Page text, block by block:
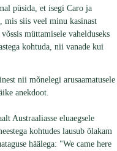
püsida, et isegi Caro ja
mis siis veel minu kasinast
müttamisele vahelduseks
kohtuda, nii vanade kui
nii mõnelegi arusaamatusele
anekdoot.
Austraaliasse eluaegsele
kohtudes lausub õlakam
häälega: "We came here